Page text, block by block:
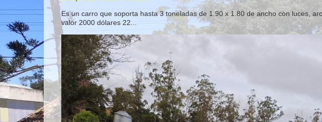
Es un carro que soporta hasta 3 toneladas de 1.90 x 1.80 de ancho con luces,
valor 2000 dólares 22...